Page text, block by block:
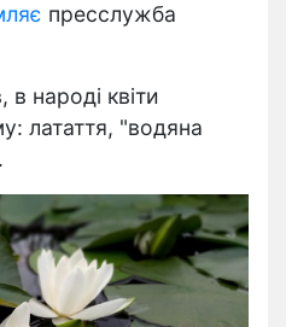
пресслужба
народі квіти
латаття, "водяна